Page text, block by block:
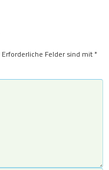
Erforderliche Felder sind mit*